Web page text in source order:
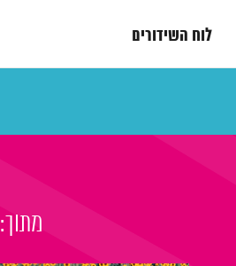
לוח השידורים
מתוך: